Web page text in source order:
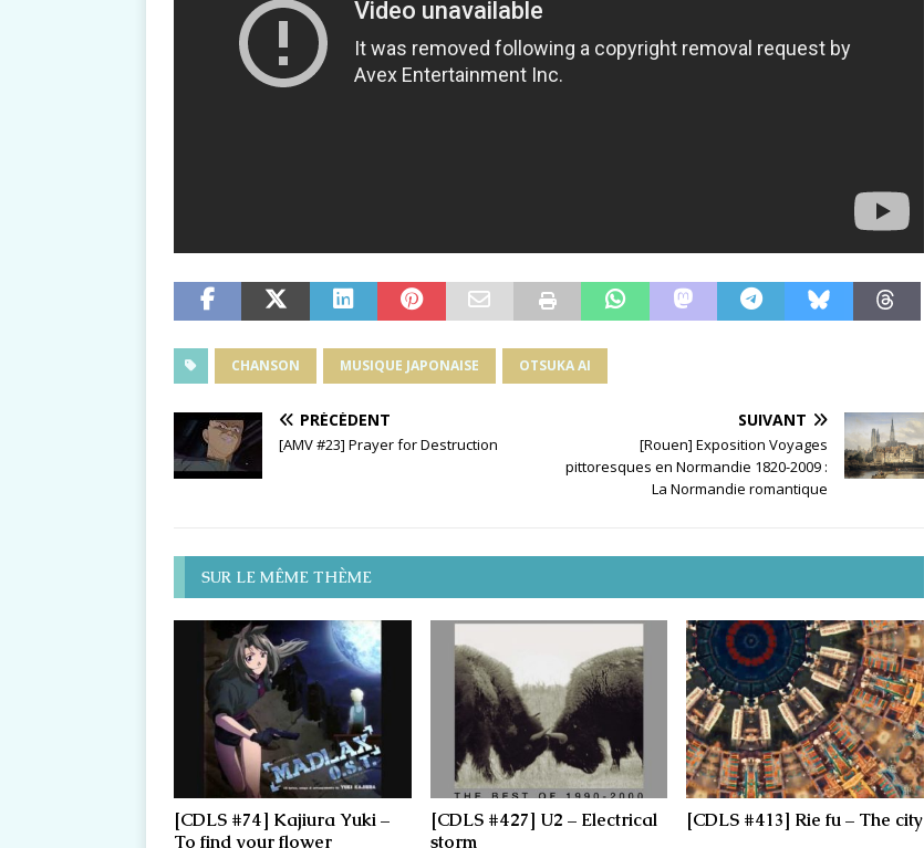
CHANSON MUSIQUE JAPONAISE OTSUKA AI
PRÉCÉDENT
[AMV #23] Prayer for Destruction
SUIVANT
[Rouen] Exposition Voyages
pittoresques en Normandie 1820-2009 :
La Normandie romantique
SUR LE MÊME THÈME
[CDLS #74] Kajiura Yuki –
To find your flower
[CDLS #427] U2 – Electrical
storm
[CDLS #413] Rie fu – The city